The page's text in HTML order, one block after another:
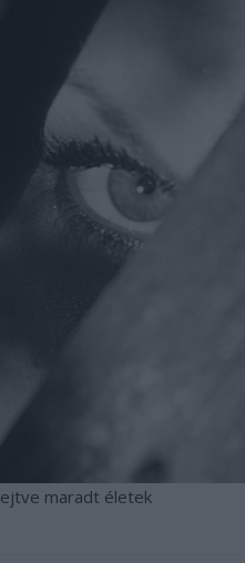
maradt életek